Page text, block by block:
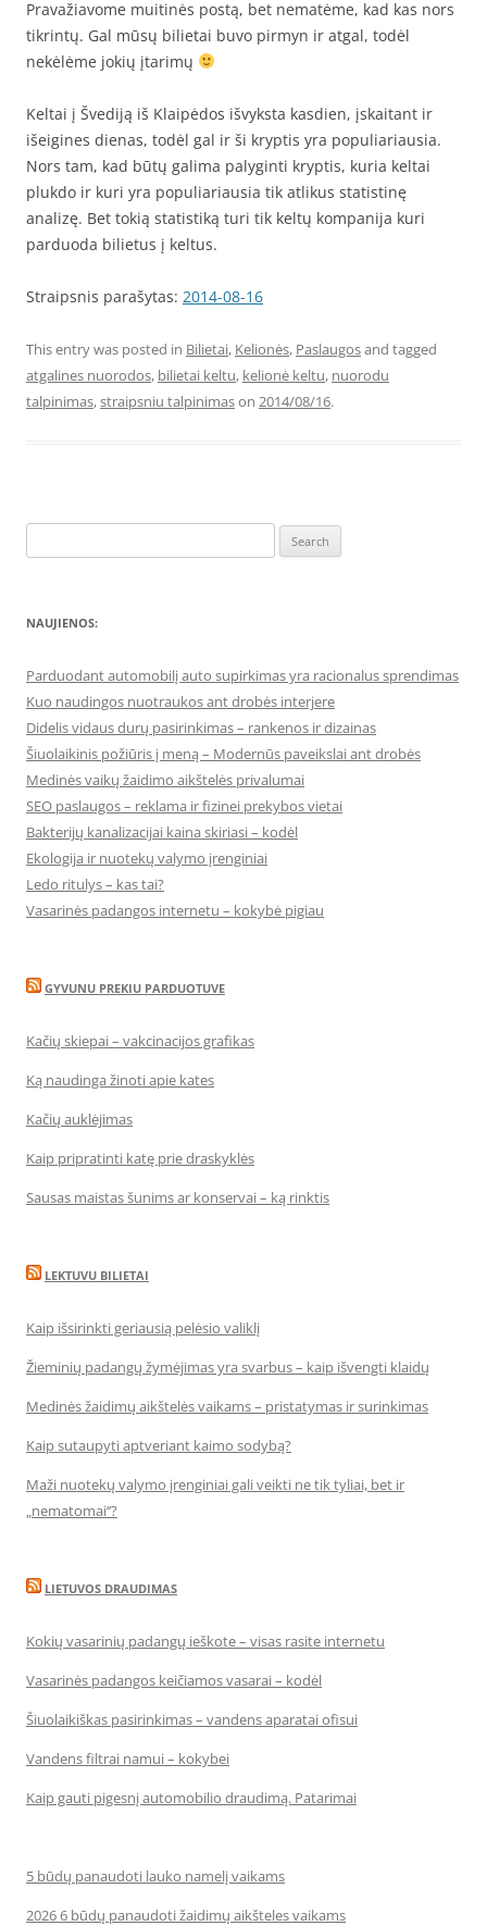
Pravažiavome muitinės postą, bet nematėme, kad kas nors
tikrintų. Gal mūsų bilietai buvo pirmyn ir atgal, todėl
nekėlėme jokių įtarimų
Keltai į Švediją iš Klaipėdos išvyksta kasdien, įskaitant ir
išeigines dienas, todėl gal ir ši kryptis yra populiariausia.
Nors tam, kad būtų galima palyginti kryptis, kuria keltai
plukdo ir kuri yra populiariausia tik atlikus statistinę
analizę. Bet tokią statistiką turi tik keltų kompanija kuri
parduoda bilietus į keltus.
Straipsnis parašytas: 2014-08-16
This entry was posted in Bilietai, Kelionės, Paslaugosand tagged
atgalines nuorodos, bilietai keltu, kelionė keltu, nuorodu
talpinimas,straipsniu talpinimason 2014/08/16.
for:
NAUJIENOS:
Parduodant automobilį auto supirkimas yra racionalus sprendimas
Kuo naudingos nuotraukos ant drobės interjere
Didelis vidaus durų pasirinkimas – rankenos ir dizainas
Šiuolaikinis požiūris į meną – Modernūs paveikslai ant drobės
Medinės vaikų žaidimo aikštelės privalumai
SEO paslaugos – reklama ir fizinei prekybos vietai
Bakterijų kanalizacijai kaina skiriasi – kodėl
Ekologija ir nuotekų valymo įrenginiai
Ledo ritulys – kas tai?
Vasarinės padangos internetu – kokybė pigiau
GYVUNU PREKIU PARDUOTUVE
Kačių skiepai – vakcinacijos grafikas
Ką naudinga žinoti apie kates
Kačių auklėjimas
Kaip pripratinti katę prie draskyklės
Sausas maistas šunims ar konservai – ką rinktis
LEKTUVU BILIETAI
Kaip išsirinkti geriausią pelėsio valiklį
Žieminių padangų žymėjimas yra svarbus – kaip išvengti klaidų
Medinės žaidimų aikštelės vaikams – pristatymas ir surinkimas
Kaip sutaupyti aptveriant kaimo sodybą?
Maži nuotekų valymo įrenginiai gali veikti ne tik tyliai, bet ir
„nematomai‘‘?
LIETUVOS DRAUDIMAS
Kokių vasarinių padangų ieškote – visas rasite internetu
Vasarinės padangos keičiamos vasarai – kodėl
Šiuolaikiškas pasirinkimas – vandens aparatai ofisui
Vandens filtrai namui – kokybei
Kaip gauti pigesnį automobilio draudimą. Patarimai
5 būdų panaudoti lauko namelį vaikams
2026 6 būdų panaudoti žaidimų aikšteles vaikams